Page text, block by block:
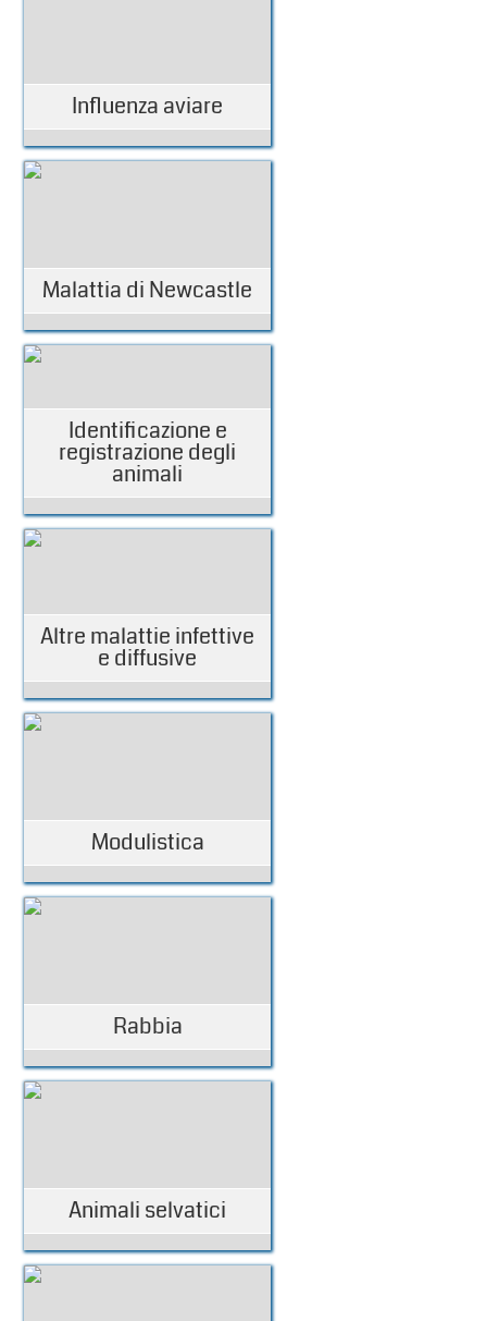
Influenza aviare
Malattia di Newcastle
Identificazione e
registrazione degli
animali
Altre malattie infettive
e diffusive
Modulistica
Rabbia
Animali selvatici